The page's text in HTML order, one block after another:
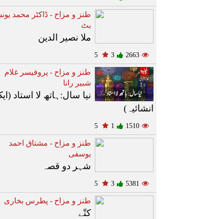
طنز و مزاح - ڈاکٹر محمد
بٹ
ملا نصیر الدین
2663
3
5
طنز و مزاح - پروفیسر غلام
شبیر رانا
نیا سال:ہاتھ لا استاد
انشائیہ)
1510
1
5
طنز و مزاح - مشتاق احمد
یوسفی
شہر دو قصہ
5381
3
5
طنز و مزاح - پطرس بخاری
کتّے